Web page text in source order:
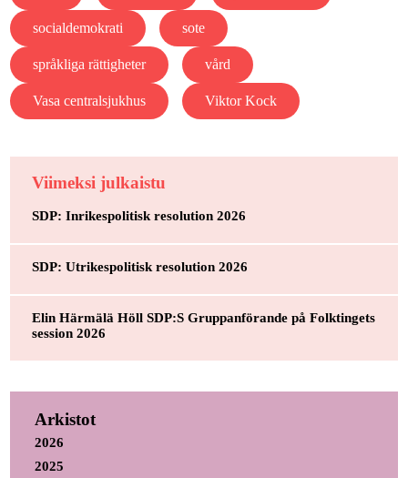
socialdemokrati sote
språkliga rättigheter vård
Vasa centralsjukhus Viktor Kock
Viimeksi julkaistu
SDP: Inrikespolitisk resolution 2026
SDP: Utrikespolitisk resolution 2026
Elin Härmälä Höll SDP:S Gruppanförande på Folktingets
session 2026
Arkistot
2026
2025